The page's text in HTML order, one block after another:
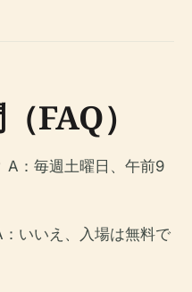
FAQ）
A：毎週土曜日、午前9
：いいえ、入場は無料で